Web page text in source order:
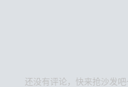
还没有评论，快来抢沙发吧